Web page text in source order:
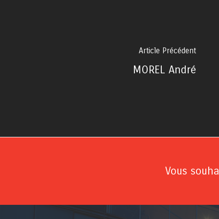
Article Précédent
MOREL André
Vous